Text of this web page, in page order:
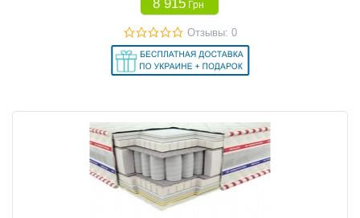
8 915 Грн
Отзывы: 0